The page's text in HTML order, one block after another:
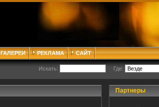
ГАЛЕРЕИ РЕКЛАМА САЙТ
Искать: Где:
Партнеры